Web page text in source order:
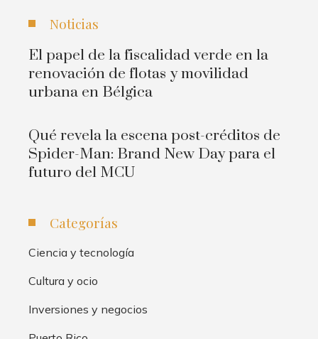
Noticias
El papel de la fiscalidad verde en la
renovación de flotas y movilidad
urbana en Bélgica
Qué revela la escena post-créditos de
Spider-Man: Brand New Day para el
futuro del MCU
Categorías
Ciencia y tecnología
Cultura y ocio
Inversiones y negocios